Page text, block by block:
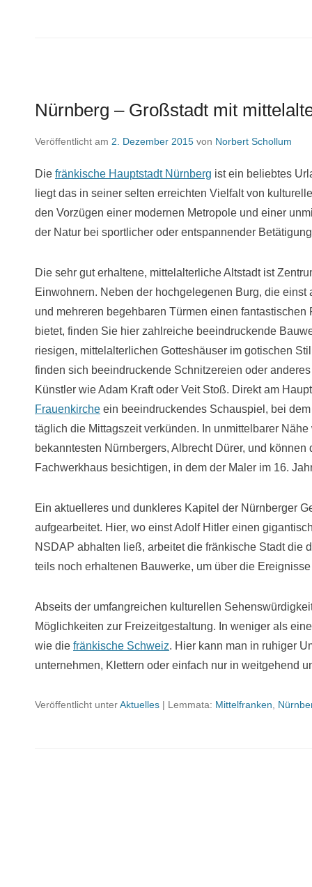
Nürnberg – Großstadt mit
Veröffentlicht am 2. Dezember 2015 von Norbert Schollum
Die fränkische Hauptstadt Nürnberg ist ein beliebtes
liegt das in seiner selten erreichten Vielfalt von
den Vorzügen einer modernen Metropole und einer
der Natur bei sportlicher oder entspannender
Die sehr gut erhaltene, mittelalterliche Altstadt ist
Einwohnern. Neben der hochgelegenen Burg, die
und mehreren begehbaren Türmen einen
bietet, finden Sie hier zahlreiche beeindruckende
riesigen, mittelalterlichen Gotteshäuser im gotischen
finden sich beeindruckende Schnitzereien oder
Künstler wie Adam Kraft oder Veit Stoß. Direkt am
Frauenkirche ein beeindruckendes Schauspiel, bei
täglich die Mittagszeit verkünden. In unmittelbarer
bekanntesten Nürnbergers, Albrecht Dürer, und
Fachwerkhaus besichtigen, in dem der Maler im 16.
Ein aktuelleres und dunkleres Kapitel der Nürnberger
aufgearbeitet. Hier, wo einst Adolf Hitler einen
NSDAP abhalten ließ, arbeitet die fränkische Stadt die
teils noch erhaltenen Bauwerke, um über die
Abseits der umfangreichen kulturellen
Möglichkeiten zur Freizeitgestaltung. In weniger als
wie die fränkische Schweiz. Hier kann man in ruhiger
unternehmen, Klettern oder einfach nur in weitgehend
Veröffentlicht unterAktuelles | Lemmata: Mittelfranken